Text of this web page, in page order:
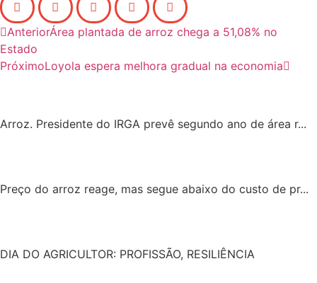
AnteriorÁrea plantada de arroz chega a 51,08% no
Estado
PróximoLoyola espera melhora gradual na economia
Arroz. Presidente do IRGA prevê segundo ano de área r...
Preço do arroz reage, mas segue abaixo do custo de pr...
DIA DO AGRICULTOR: PROFISSÃO, RESILIÊNCIA